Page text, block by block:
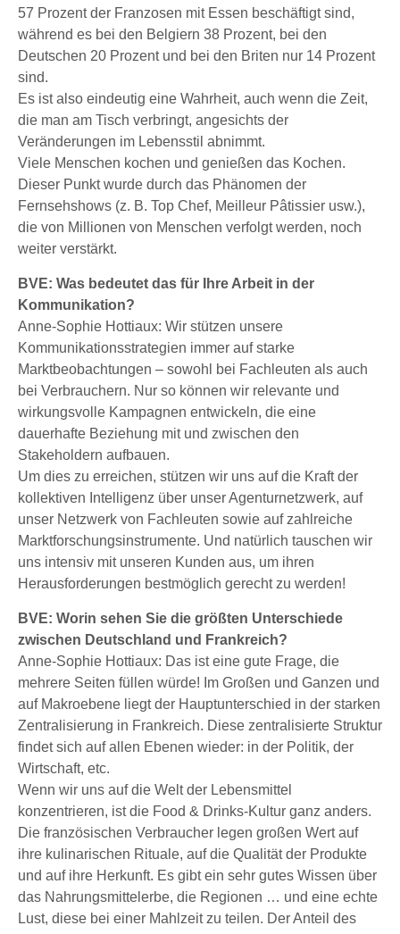
57 Prozent der Franzosen mit Essen beschäftigt sind,
während es bei den Belgiern 38 Prozent, bei den
Deutschen 20 Prozent und bei den Briten nur 14 Prozent
sind.
Es ist also eindeutig eine Wahrheit, auch wenn die Zeit,
die man am Tisch verbringt, angesichts der
Veränderungen im Lebensstil abnimmt.
Viele Menschen kochen und genießen das Kochen.
Dieser Punkt wurde durch das Phänomen der
Fernsehshows (z. B. Top Chef, Meilleur Pâtissier usw.),
die von Millionen von Menschen verfolgt werden, noch
weiter verstärkt.
BVE: Was bedeutet das für Ihre Arbeit in der
Kommunikation?
Anne-Sophie Hottiaux: Wir stützen unsere
Kommunikationsstrategien immer auf starke
Marktbeobachtungen – sowohl bei Fachleuten als auch
bei Verbrauchern. Nur so können wir relevante und
wirkungsvolle Kampagnen entwickeln, die eine
dauerhafte Beziehung mit und zwischen den
Stakeholdern aufbauen.
Um dies zu erreichen, stützen wir uns auf die Kraft der
kollektiven Intelligenz über unser Agenturnetzwerk, auf
unser Netzwerk von Fachleuten sowie auf zahlreiche
Marktforschungsinstrumente. Und natürlich tauschen wir
uns intensiv mit unseren Kunden aus, um ihren
Herausforderungen bestmöglich gerecht zu werden!
BVE: Worin sehen Sie die größten Unterschiede
zwischen Deutschland und Frankreich?
Anne-Sophie Hottiaux: Das ist eine gute Frage, die
mehrere Seiten füllen würde! Im Großen und Ganzen und
auf Makroebene liegt der Hauptunterschied in der starken
Zentralisierung in Frankreich. Diese zentralisierte Struktur
findet sich auf allen Ebenen wieder: in der Politik, der
Wirtschaft, etc.
Wenn wir uns auf die Welt der Lebensmittel
konzentrieren, ist die Food & Drinks-Kultur ganz anders.
Die französischen Verbraucher legen großen Wert auf
ihre kulinarischen Rituale, auf die Qualität der Produkte
und auf ihre Herkunft. Es gibt ein sehr gutes Wissen über
das Nahrungsmittelerbe, die Regionen … und eine echte
Lust, diese bei einer Mahlzeit zu teilen. Der Anteil des